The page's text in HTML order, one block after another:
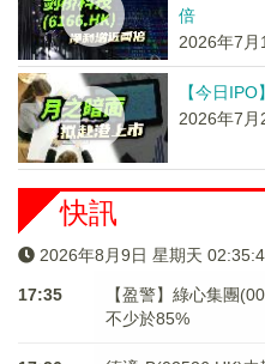
倍
2026年7月
【今日
2026年7
快訊
2026年8月9日 星期天
17:35
【盈警】綠心集團
不少於85%